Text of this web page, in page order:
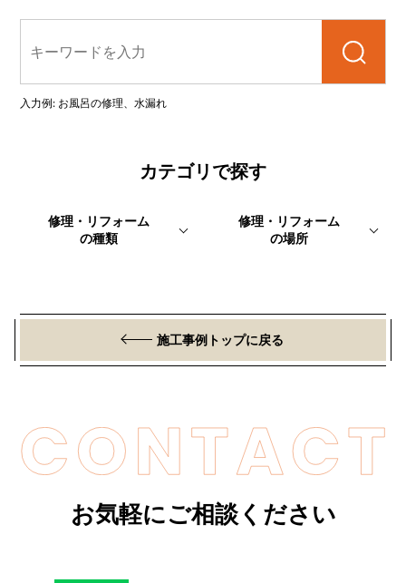
入力例: お風呂の修理、水漏れ
カテゴリで探す
修理・リフォーム
の種類
修理・リフォーム
の場所
施工事例トップに戻る
お気軽にご相談ください